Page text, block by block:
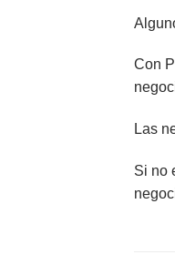
Con
Las
Si no